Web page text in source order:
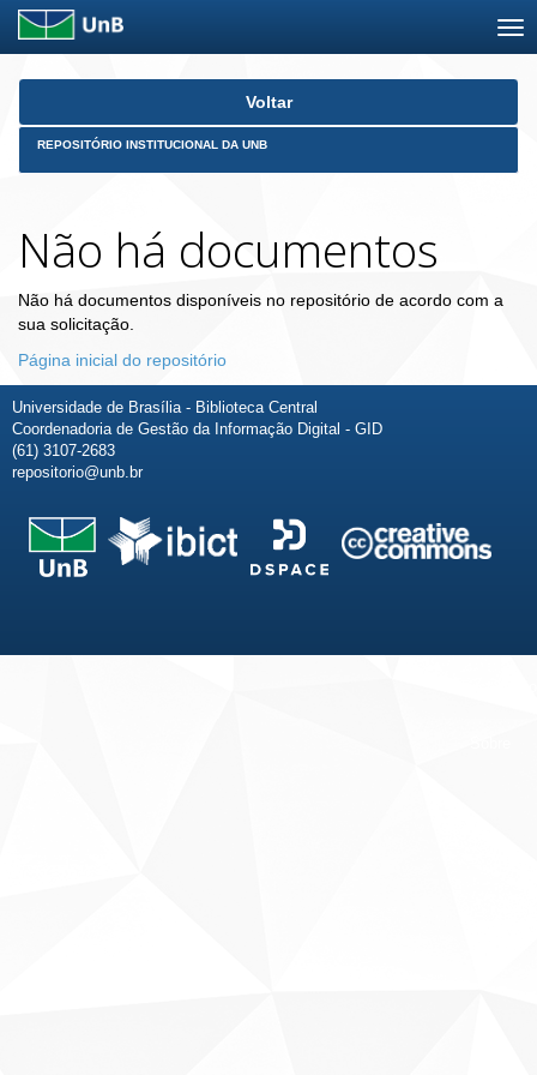
Skip
Voltar
REPOSITÓRIO INSTITUCIONAL DA UNB
Não há documentos
Não há documentos disponíveis no repositório de acordo com a
sua solicitação.
Página inicial do repositório
Universidade de Brasília - Biblioteca Central
Coordenadoria de Gestão da Informação Digital - GID
(61) 3107-2683
repositorio@unb.br